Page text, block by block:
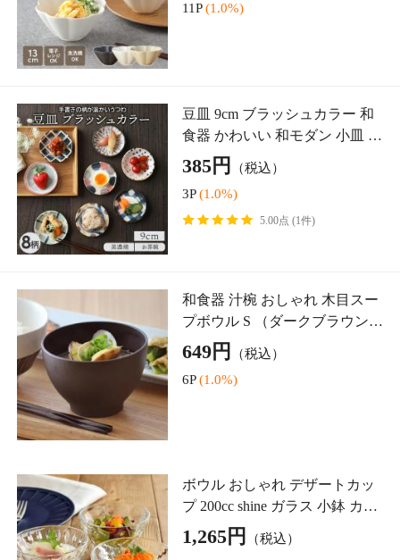
シック モダ
草 和食器 食器 磁器 和モダン
おしゃれ 食卓 麺鉢 ご飯茶碗 家
庭用 日常使い シンプル 料理映
え 和風デザ
990円 （税込）
9P
ガラスタンブラー 400cc スパイ
ラルリム ガラス製 ガラス 耐熱
ー コップ グ
(1.0%)
ボウル 13cm Miette ミエット 食
器 小鉢 取り鉢 サラダボウル デ
ザートボウル ヨーグルトボウ
ル フリル おしゃれ食器 テーブ
1,100円
長皿 23.5cm KANADE 陶器 レ
ンジ可 和食器 和食器 日本製 美